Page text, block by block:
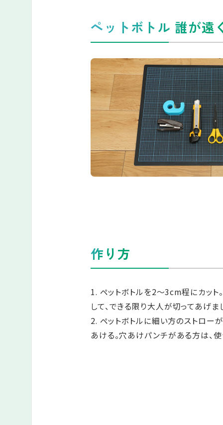
ペットボトル 誰が遠
作り方
1. ペットボトルを2～3cm程にカット
して、できる限り大人が切ってあげま
2. ペットボトルに細い方のストロー
あける。穴あけパンチがある方は、